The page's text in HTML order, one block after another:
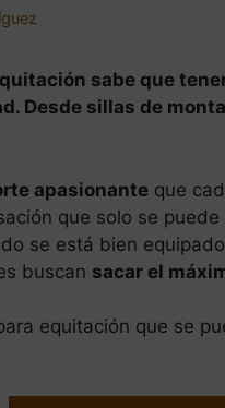
sabe que
Desde sillas de
apasionante que
que solo se
se está bien
buscan sacar el
equitación que se